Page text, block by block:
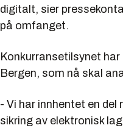
digitalt, sier
på omfanget.
Konkurransetilsynet
Bergen, som nå skal
- Vi har innhentet en
sikring av elektronisk